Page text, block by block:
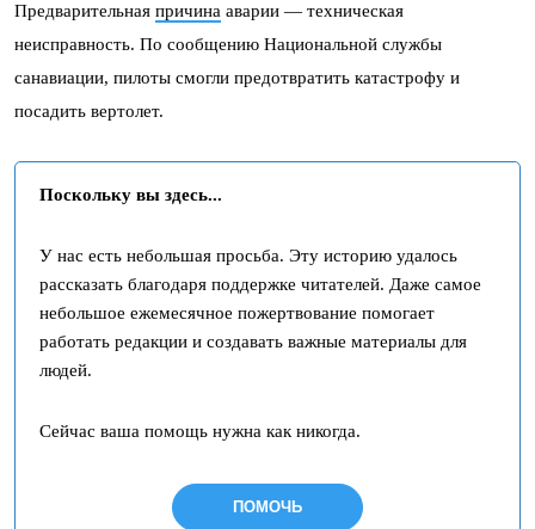
Предварительная причина аварии — техническая
неисправность. По сообщению Национальной службы
санавиации, пилоты смогли предотвратить катастрофу и
посадить вертолет.
Поскольку вы здесь...
У нас есть небольшая просьба. Эту историю удалось
рассказать благодаря поддержке читателей. Даже самое
небольшое ежемесячное пожертвование помогает
работать редакции и создавать важные материалы для
людей.
Сейчас ваша помощь нужна как никогда.
ПОМОЧЬ